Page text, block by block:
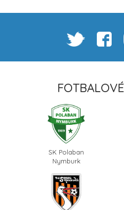
SK Polaban
Nymburk